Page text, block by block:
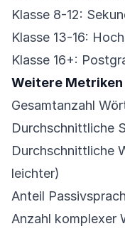
Klasse 8-12:
Klasse 13-16:
Klasse 16+:
Weitere Metriken
Gesamtanzahl
Durchschnittliche
Durchschnittliche
leichter)
Anteil
Anzahl komplexer